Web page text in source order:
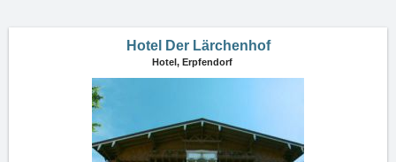
Hotel Der Lärchenhof
Hotel, Erpfendorf